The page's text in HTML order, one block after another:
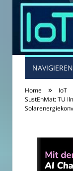
NAVIGIEREN
Home » IoT
SustEnMat: TU